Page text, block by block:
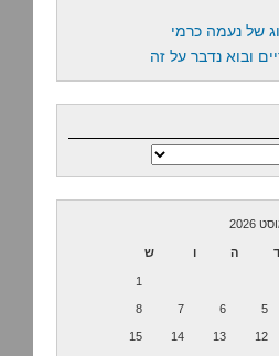
של נעמה כרמי
ובוא נדבר על זה
2026
ד ה ו ש
1
5
6
7
8
12
13
14
15